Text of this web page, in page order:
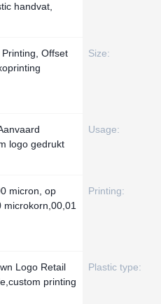
handvat,
Offset
Size:
logo gedrukt
Usage:
micron, op
Printing:
Logo Retail
printing
Plastic type: